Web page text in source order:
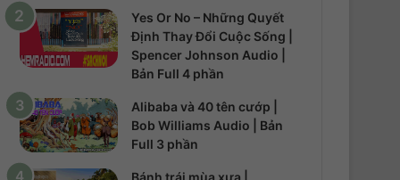
Yes Or No – Những Quyết
Định Thay Đổi Cuộc Sống |
Spencer Johnson Audio |
Bản Full 4 phần
Alibaba và 40 tên cướp |
Bob Williams Audio | Bản
Full 3 phần
Bánh trái mùa xưa |